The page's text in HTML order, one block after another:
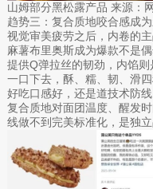
山姆部分黑松露产品 来源：
趋势三：复合质地咬合感成
视觉审美疲劳之后，内卷的主
麻薯布里奥斯成为爆款不是
提供Q弹拉丝的韧劲，内馅则
一口下去，酥、糯、韧、滑
好吃口感好，还是道技术防线
复合质地对面团温度、醒发
线做不到完美标准化，是独